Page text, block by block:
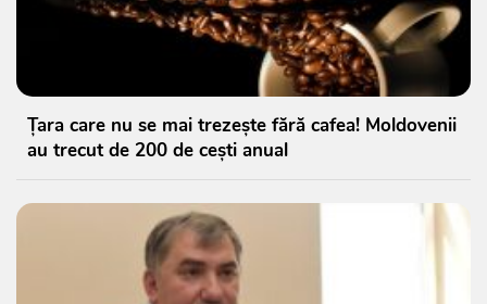
Țara care nu se mai trezește fără cafea! Moldovenii
au trecut de 200 de cești anual